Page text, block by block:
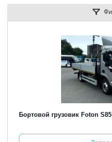
Бортовой грузовик Foton